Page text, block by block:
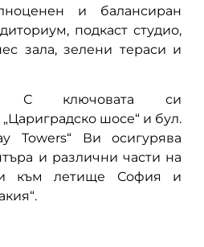
и балансиран
подкаст студио,
зала, зелени тераси и
ключовата си
шосе“ и бул.
Towers“ Ви осигурява
и различни части на
и към летище София и